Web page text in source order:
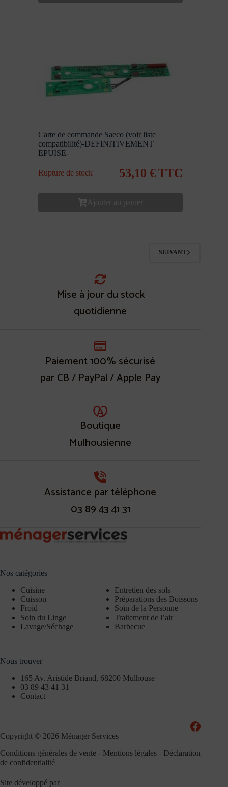
Carte de commande Saeco (voir liste
compatibilité)-DEFINITIVEMENT
EPUISE-
Rupture de stock 53,10 €TTC
Ajouter au panier
SUIVANT
Mise à jour du stock
quotidienne
Paiement 100% sécurisé
par CB / PayPal / Apple Pay
Boutique
Mulhousienne
Assistance par téléphone
03 89 43 41 31
Nos catégories
Cuisine
Cuisson
Froid
Soin du Linge
Lavage/Séchage
Entretien des sols
Préparations des Boissons
Soin de la Personne
Traitement de l’air
Barbecue
Nous trouver
165 Av. Aristide Briand, 68200 Mulhouse
03 89 43 41 31
Contact
Copyright © 2026 Ménager Services
Conditions générales de vente - Mentions légales - Déclaration
de confidentialité
Site développé par